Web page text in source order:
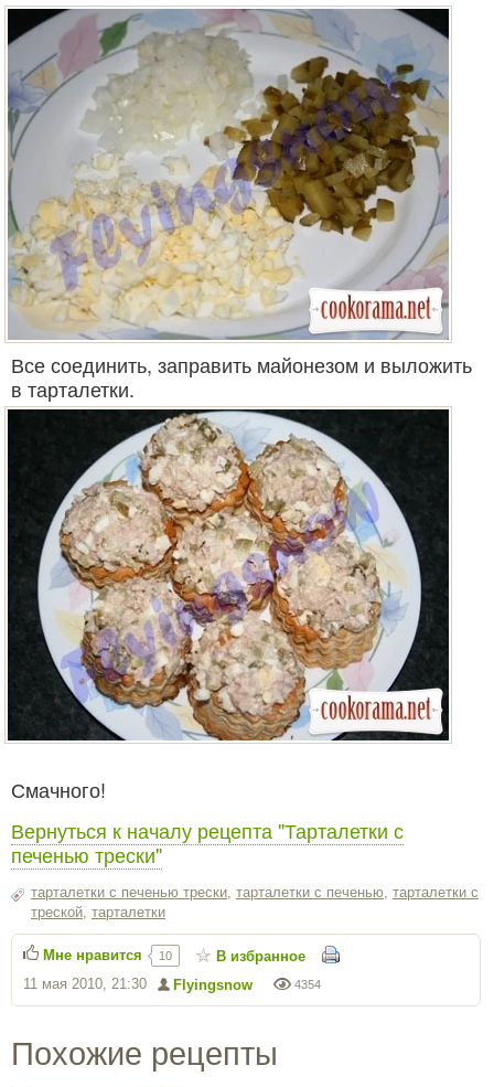
Все соединить, заправить майонезом и выложить
в тарталетки.
Смачного!
Вернуться к началу рецепта "Тарталетки с
печенью трески"
тарталетки с печенью трески, тарталетки с печенью, тарталетки с
треской, тарталетки
4354
Flyingsnow
11 мая 2010, 21:30
Мне нравится 10 В избранное
Похожие рецепты